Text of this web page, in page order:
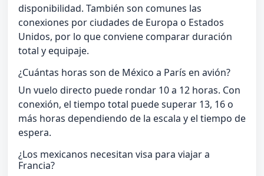
disponibilidad. También son comunes las
conexiones por ciudades de Europa o Estados
Unidos, por lo que conviene comparar duración
total y equipaje.
¿Cuántas horas son de México a París en avión?
Un vuelo directo puede rondar 10 a 12 horas. Con
conexión, el tiempo total puede superar 13, 16 o
más horas dependiendo de la escala y el tiempo de
espera.
¿Los mexicanos necesitan visa para viajar a
Francia?